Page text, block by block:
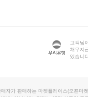
고객님
채무지
있습니
자가 판매하는 마켓플레이스(오픈마